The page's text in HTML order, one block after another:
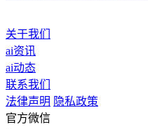
关于我们
ai资讯
ai动态
联系我们
法律声明 隐私政策
官方微信